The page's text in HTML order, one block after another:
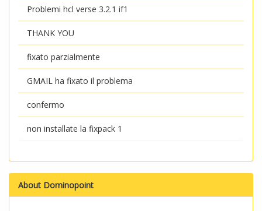
Problemi hcl verse 3.2.1 if1
THANK YOU
fixato parzialmente
GMAIL ha fixato il problema
confermo
non installate la fixpack 1
About Dominopoint